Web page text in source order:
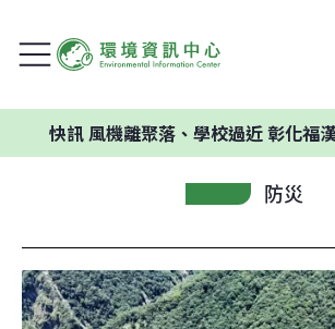
風機離聚落、學校過近 彰化福漢風電案
防災